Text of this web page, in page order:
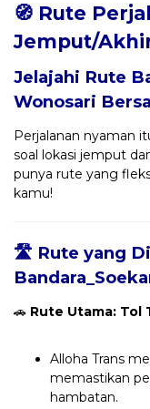
🧭 Rute
Jemput/
Jelajahi Rute
Wonosari
Perjalanan nyaman
soal lokasi jemput
punya rute yang
kamu!
🛣️ Rute yang
🚗 Rute Utama: Tol
Alloha Trans
memastikan
hambatan.